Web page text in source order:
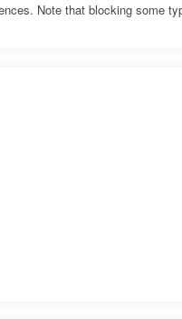
Note that blocking some